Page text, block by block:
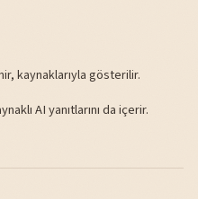
kaynaklarıyla gösterilir.
AI yanıtlarını da içerir.